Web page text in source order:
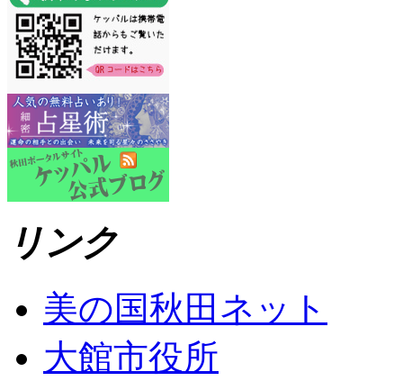
リンク
美の国秋田ネット
大館市役所